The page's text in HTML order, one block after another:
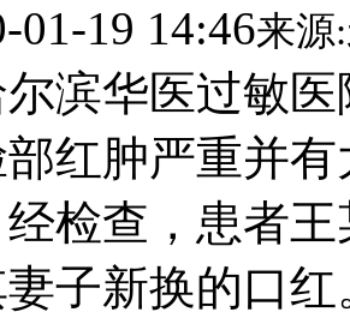
01-19 14:46来源:
滨华医过敏
红肿严重并
检查，患者
子新换的口